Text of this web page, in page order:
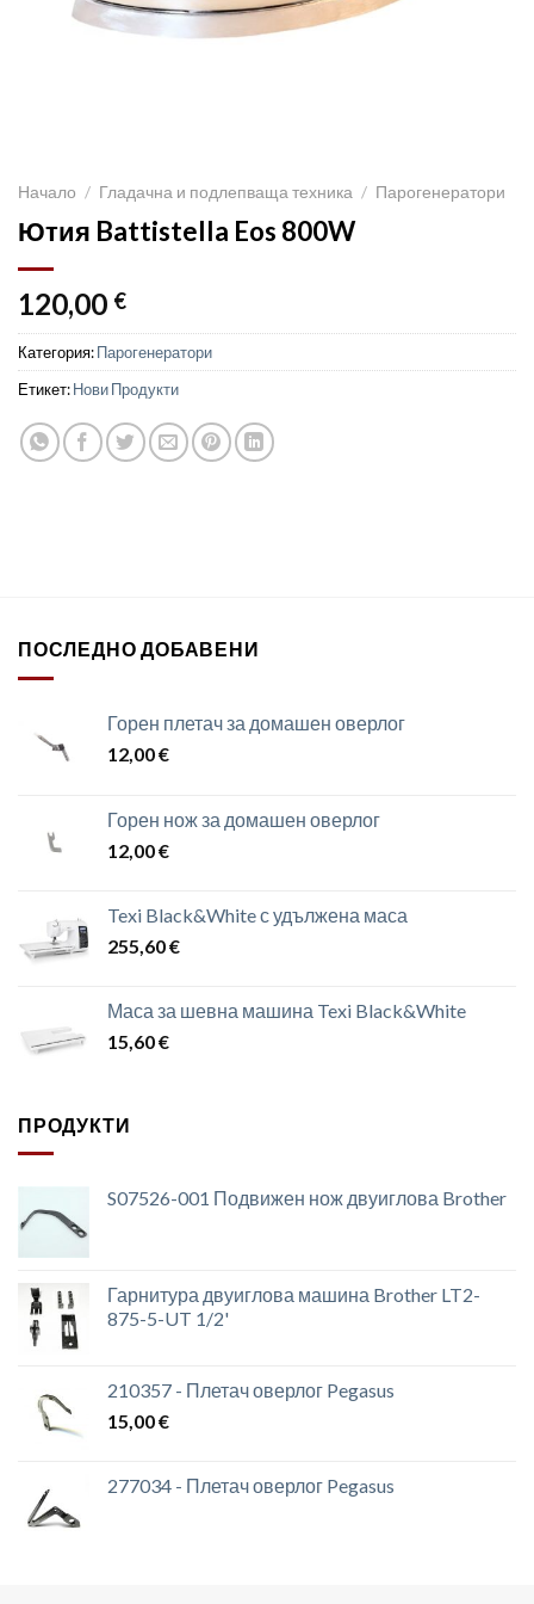
Начало / Гладачна и подлепваща техника / Парогенератори
Ютия Battistella Eos 800W
120,00 €
Категория:Парогенератори
Етикет:Нови Продукти
ПОСЛЕДНО ДОБАВЕНИ
Горен плетач за домашен оверлог
12,00€
Горен нож за домашен оверлог
12,00€
Texi Black&White с удължена маса
255,60€
Маса за шевна машина Texi Black&White
15,60€
ПРОДУКТИ
S07526-001 Подвижен нож двуиглова Brother
Гарнитура двуиглова машина Brother LT2-
875-5-UT 1/2'
210357 - Плетач оверлог Pegasus
15,00€
277034 - Плетач оверлог Pegasus